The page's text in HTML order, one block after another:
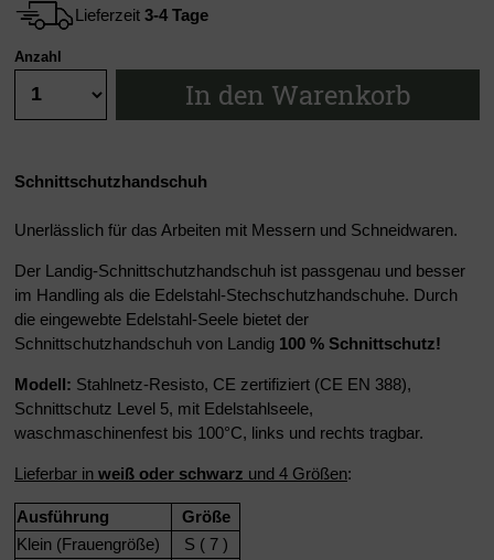
Lieferzeit 3-4 Tage
Anzahl
In den Warenkorb
Schnittschutzhandschuh
Unerlässlich für das Arbeiten mit Messern und Schneidwaren.
Der Landig-Schnittschutzhandschuh ist passgenau und besser
im Handling als die Edelstahl-Stechschutzhandschuhe. Durch
die eingewebte Edelstahl-Seele bietet der
Schnittschutzhandschuh von Landig 100 % Schnittschutz!
Modell: Stahlnetz-Resisto, CE zertifiziert (CE EN 388),
Schnittschutz Level 5, mit Edelstahlseele,
waschmaschinenfest bis 100°C, links und rechts tragbar.
Lieferbar in weiß oder schwarz und 4 Größen:
Ausführung
Größe
Klein (Frauengröße)
S ( 7 )